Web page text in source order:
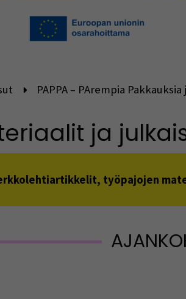
PAPPA – PArempia
ja
työpajojen